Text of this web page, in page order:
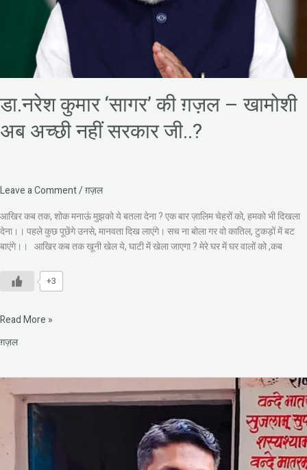
डा.नरेश कुमार ‘सागर’ की ग़ज़ल – खामोशी
अब अच्छी नहीं सरकार जी..?
Leave a Comment/ग़ज़ल
आखिर कब तक, शोक मनाऊं मुझको ये बतला देना ? एक बार ज़ालिम चेहरों को, हमको भी दिखला
देना।। पहले कुछ पूछेंगे उनसे, मानवता दिख लाएंगे। सच ना बोला गर वो कातिल, टुकड़ों में बट
बाएंगे।। आखिर कब तक खूनी खेल ये, घाटी में खेला जाएगा ? मेरे घर में घर वालों को ,कब
+3
Read More »
ग़ज़ल